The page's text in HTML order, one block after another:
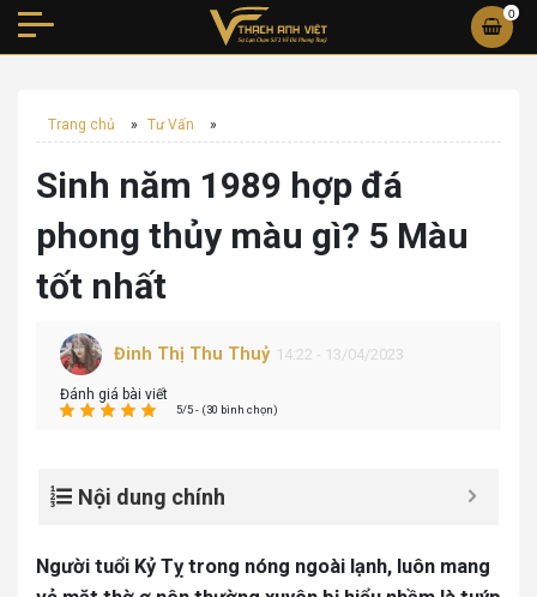
0
Trang chủ » Tư Vấn »
Sinh năm 1989 hợp đá
phong thủy màu gì? 5 Màu
tốt nhất
Đinh Thị Thu Thuỷ 14:22 - 13/04/2023
Đánh giá bài viết
5/5 - (30 bình chọn)
Nội dung chính
Người tuổi Kỷ Tỵ trong nóng ngoài lạnh, luôn mang